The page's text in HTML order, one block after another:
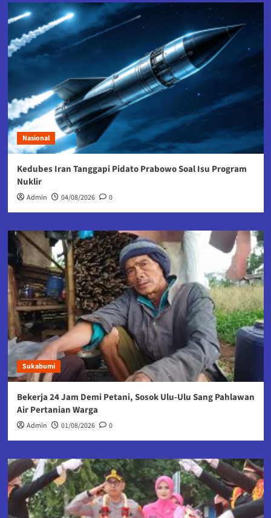
Nasional
Kedubes Iran Tanggapi Pidato Prabowo Soal Isu Program
Nuklir
Admin 04/08/2026 0
Sukabumi
Bekerja 24 Jam Demi Petani, Sosok Ulu-Ulu Sang Pahlawan
Air Pertanian Warga
Admin 01/08/2026 0